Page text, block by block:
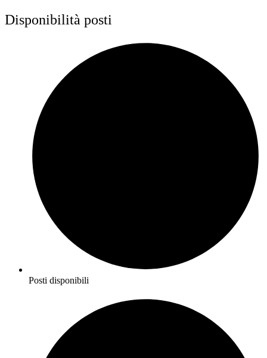
Disponibilità posti
Posti disponibili